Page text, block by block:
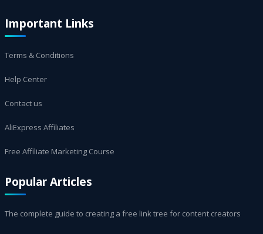
Important Links
Terms & Conditions
Help Center
Contact us
AliExpress Affiliates
Free Affiliate Marketing Course
Popular Articles
The complete guide to creating a free link tree for content creators